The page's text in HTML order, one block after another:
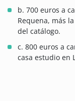
b. 700 euros a
Requena, más
del catálogo.
c. 800 euros a
casa estudio en